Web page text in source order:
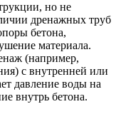
но не
дренажных труб
бетона,
материала.
(например,
с внутренней или
давление воды на
внутрь бетона.